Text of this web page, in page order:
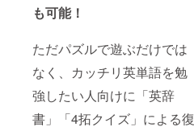
も可能！
ただパズルで遊ぶだけでは
なく、カッチリ英単語を勉
強したい人向けに「英辞
書」「4拓クイズ」による復